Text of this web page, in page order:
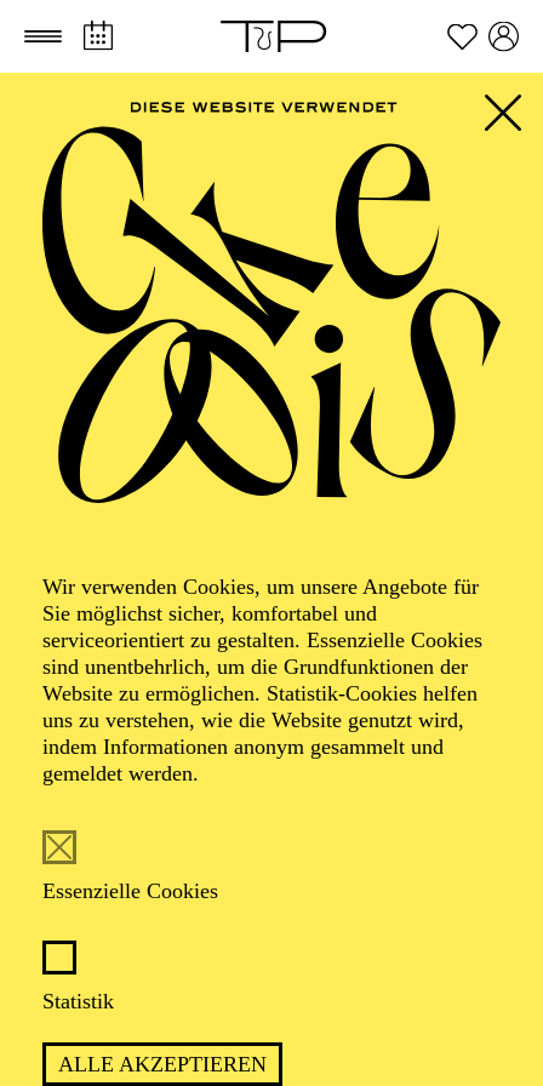
Zum Hauptinhalt springen Zum Footer springen
Wir verwenden Cookies, um unsere Angebote für
Sie möglichst sicher, komfortabel und
serviceorientiert zu gestalten. Essenzielle Cookies
sind unentbehrlich, um die Grundfunktionen der
Website zu ermöglichen. Statistik-Cookies helfen
uns zu verstehen, wie die Website genutzt wird,
indem Informationen anonym gesammelt und
gemeldet werden.
Essenzielle Cookies
Statistik
ALLE AKZEPTIEREN
Foto: Benne Ochs
Tobias Greenhalgh
Bariton
festes Ensemble-Mitglied des Aalto Musiktheater
Fair Lady " (als Freddy) und "L’amant anonyme oder
Hochzeit des Figaro" (als Graf Almaviva), "Lucrezia
Borgia" (als Gubetta), "La Bohème" (als Schaunard)